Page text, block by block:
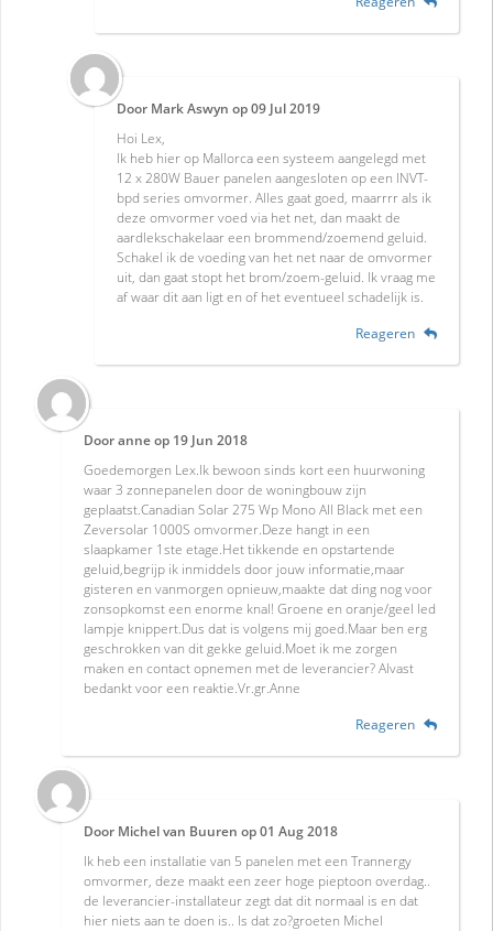
Door Mark Aswyn op09 Jul 2019
Hoi Lex,
Ik heb hier op Mallorca een systeem aangelegd met
12 x 280W Bauer panelen aangesloten op een INVT-
bpd series omvormer. Alles gaat goed, maarrrr als ik
deze omvormer voed via het net, dan maakt de
aardlekschakelaar een brommend/zoemend geluid.
Schakel ik de voeding van het net naar de omvormer
uit, dan gaat stopt het brom/zoem-geluid. Ik vraag me
af waar dit aan ligt en of het eventueel schadelijk is.
Reageren
Dooranneop 19 Jun 2018
Goedemorgen Lex.Ik bewoon sinds kort een huurwoning
waar 3 zonnepanelen door de woningbouw zijn
geplaatst.Canadian Solar 275 Wp Mono All Black met een
Zeversolar 1000S omvormer.Deze hangt in een
slaapkamer 1ste etage.Het tikkende en opstartende
geluid,begrijp ik inmiddels door jouw informatie,maar
gisteren en vanmorgen opnieuw,maakte dat ding nog voor
zonsopkomst een enorme knal! Groene en oranje/geel led
lampje knippert.Dus dat is volgens mij goed.Maar ben erg
geschrokken van dit gekke geluid.Moet ik me zorgen
maken en contact opnemen met de leverancier? Alvast
bedankt voor een reaktie.Vr.gr.Anne
Reageren
Door Michel van Buuren op01 Aug 2018
Ik heb een installatie van 5 panelen met een Trannergy
omvormer, deze maakt een zeer hoge pieptoon overdag..
de leverancier-installateur zegt dat dit normaal is en dat
hier niets aan te doen is.. Is dat zo?groeten Michel